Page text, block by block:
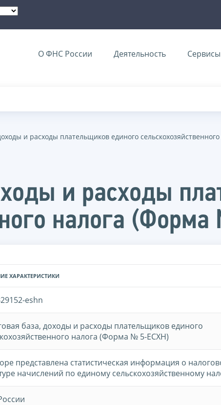
О ФНС России Деятельность Сервисы
и расходы плательщиков единого
и расходы
налога
ХАРАКТЕРИСТИКИ
eshn
база, доходы и расходы плательщиков единого
налога (Форма № 5-ЕСХН)
представлена статистическая информация о
начислений по единому сельскохозяйственному